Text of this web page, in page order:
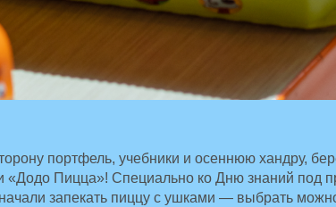
портфель, учебники и осеннюю хандру,
«Додо Пицца»! Специально ко Дню знаний под
запекать пиццу с ушками — выбрать